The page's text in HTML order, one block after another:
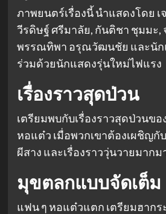
ภาพยนตร์เรื่องนี้ นำแสดงโดย
วีรดิษฐ์ ศรีมาลัย, กันติชา ชุมมะ,
พรรณทิพา อรุณวัฒนชัย และนั
ร่วมด้วยนักแสดงรุ่นใหม่ไฟแรง
เรื่องราวสุดป่วน
เตรียมพบกับเรื่องราวสุดป่วนข
หอแต๋ว เมื่อพวกเขาต้องเผชิญ
ผีสาง และเรื่องราววุ่นวายมากม
มุขตลกแบบจัดเต็ม
แฟน ๆ หอแต๋วแตก เตรียมฮาก